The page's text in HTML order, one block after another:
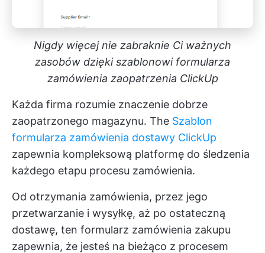
Nigdy więcej nie zabraknie Ci ważnych
zasobów dzięki szablonowi formularza
zamówienia zaopatrzenia ClickUp
Każda firma rozumie znaczenie dobrze
zaopatrzonego magazynu. The Szablon
formularza zamówienia dostawy ClickUp
zapewnia kompleksową platformę do śledzenia
każdego etapu procesu zamówienia.
Od otrzymania zamówienia, przez jego
przetwarzanie i wysyłkę, aż po ostateczną
dostawę, ten formularz zamówienia zakupu
zapewnia, że jesteś na bieżąco z procesem